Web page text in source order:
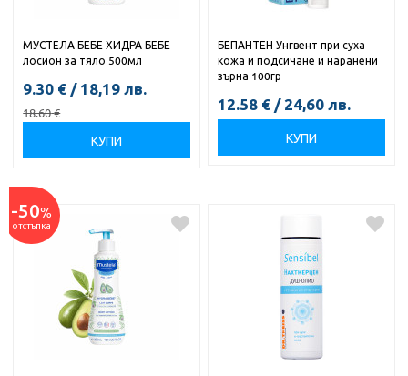
МУСТЕЛА БЕБЕ ХИДРА БЕБЕ
лосион за тяло 500мл
9.30 € / 18,19 лв.
18.60€
КУПИ
БЕПАНТЕН Унгвент при суха
кожа и подсичане и наранени
зърна 100гр
12.58 € / 24,60 лв.
КУПИ
-50%
отстъпка